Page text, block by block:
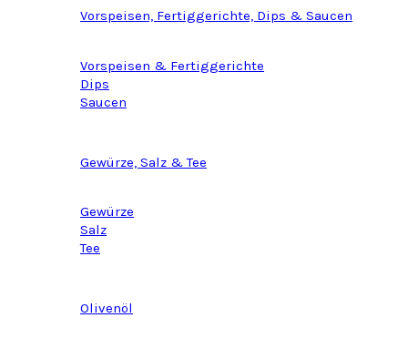
Vorspeisen, Fertiggerichte, Dips & Saucen
Vorspeisen & Fertiggerichte
Dips
Saucen
Gewürze, Salz & Tee
Gewürze
Salz
Tee
Olivenöl